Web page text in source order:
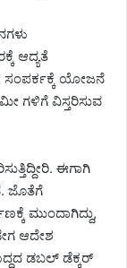
ಆದ್ಯತೆ
ಸಂಪರ್ಕಕ್ಕೆ ಯೋಜನೆ
ಗಳಿಗೆ ವಿಸ್ತರಿಸುವ
ಈಗಾಗಿ
ಜೊತೆಗೆ
ಮುಂದಾಗಿದ್ದು,
ಆದೇಶ
ಡಬಲ್ ಡೆಕ್ಕರ್